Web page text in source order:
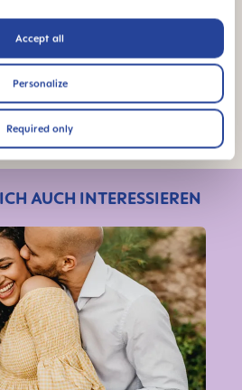
Accept all
Personalize
Required only
und CEO
Hospital Management Group
AUCH INTERESSIEREN